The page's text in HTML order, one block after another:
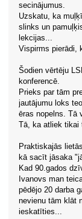
secinājumus.
Uzskatu, ka
slinks un
lekcijas...
Vispirms pierādi,
Šodien vērtēju
konferencē.
Prieks par tām
jautājumu loks
ēras nopelns. Tā
Tā, ka atliek tikai
Praktiskajās
kā sacīt jāsaka
Kad 90.gados
Ivanovs man
pēdējo 20 darba
nevienu tām klāt
ieskatīties...